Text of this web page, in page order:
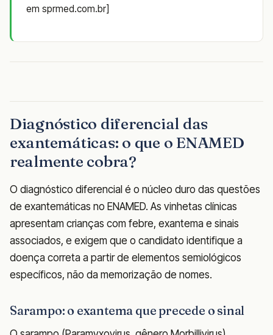
em sprmed.com.br]
Diagnóstico diferencial das
exantemáticas: o que o ENAMED
realmente cobra?
O diagnóstico diferencial é o núcleo duro das questões
de exantemáticas no ENAMED. As vinhetas clínicas
apresentam crianças com febre, exantema e sinais
associados, e exigem que o candidato identifique a
doença correta a partir de elementos semiológicos
específicos, não da memorização de nomes.
Sarampo: o exantema que precede o sinal